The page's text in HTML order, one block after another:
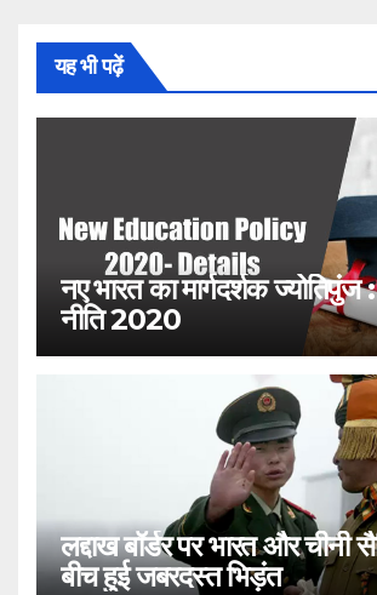
यह भी पढ़ें
नए भारत का मार्गदर्शक ज्योतिपुंज :
नीति 2020
लद्दाख बॉर्डर पर भारत और चीनी
बीच हुई जबरदस्त भिड़ंत